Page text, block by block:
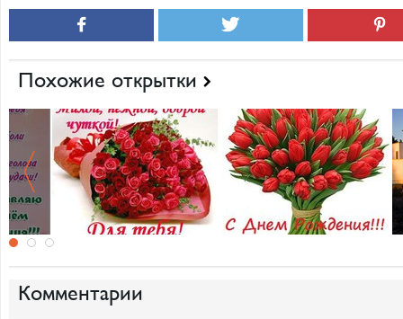
Похожие открытки
Комментарии